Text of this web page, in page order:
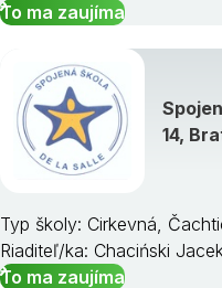
To ma zaujíma
14,
Typ školy: Cirkevná,
Riaditeľ/ka: Chaciński
To ma zaujíma